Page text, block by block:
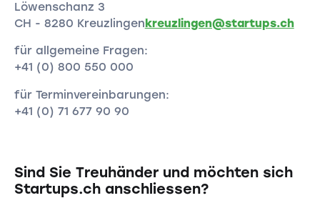
Löwenschanz 3
CH - 8280 Kreuzlingenkreuzlingen@startups.ch
für allgemeine Fragen:
+41 (0) 800 550 000
für Terminvereinbarungen:
+41 (0) 71 677 90 90
Sind Sie Treuhänder und möchten sich
Startups.ch anschliessen?